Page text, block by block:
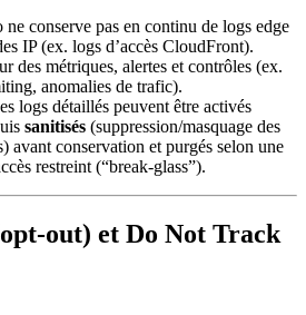
ne conserve pas en continu de logs edge
IP (ex. logs d’accès CloudFront).
des métriques, alertes et contrôles (ex.
anomalies de trafic).
logs détaillés peuvent être activés
sanitisés (suppression/masquage des
avant conservation et purgés selon une
restreint (“break-glass”).
out) et Do Not Track